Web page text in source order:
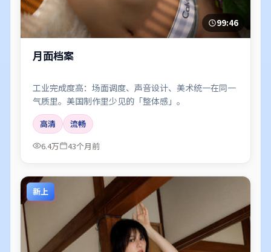
99:46
月面档案
工业完成度高：场面调度、声音设计、美术统一在同一
气质里。美国制作里少见的「整体感」。
高清
流畅
6.4万
43个月前
新上